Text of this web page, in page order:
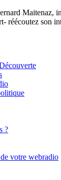
Maitenaz,
réécoutez son
?
votre webradio